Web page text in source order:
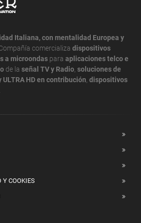
Italiana, con mentalidad Europea y
comercializa dispositivos
a microondas para aplicaciones telco e
de la señal TV y Radio soluciones de
HD en contribución dispositivos
Y COOKIES